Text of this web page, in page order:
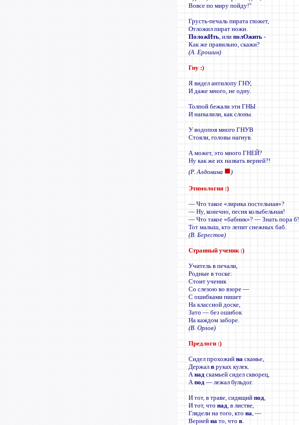
Вовсе по миру пойду!"
Грусть-печаль пирата гложет,
Отложил пират ножи.
ПоложИть, или полОжить -
Как же правильно, скажи?
(А. Ерошин)
Гну :)
Я видел антилопу ГНУ,
И даже много, не одну.
Толпой бежали эти ГНЫ
И напылили, как слоны.
У водопоя много ГНУВ
Стояли, головы нагнув.
А может, это много ГНЕЙ?
Ну как же их назвать верней?!
(Р. Алдонина ■)
Этимология :)
— Что такое «лирика постельная»?
— Ну, конечно, песня колыбельная!
— Что такое «бабник»? — Знать пора б!
Тот малыш, кто лепит снежных баб.
(В. Берестов)
Странный ученик :)
Учитель в печали,
Родные в тоске:
Стоит ученик
Со слезою во взоре —
С ошибками пишет
На классной доске,
Зато — без ошибок
На каждом заборе.
(В. Орлов)
Предлоги :)
Сидел прохожийна скамье,
Держалв руках кулек.
Анад скамьей сидел скворец,
Апод — лежал бульдог.
И тот, в траве, сидящийпод,
И тот, чтонад, в листве,
Глядели на того, ктона, —
Вернейна то, чтов.